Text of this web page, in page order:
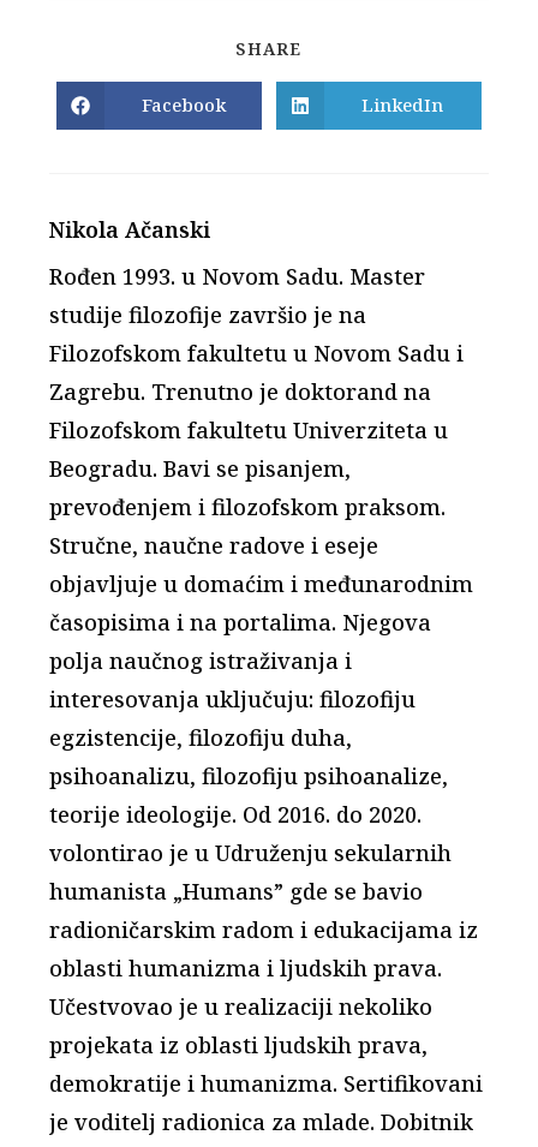
SHARE
CONTENT
Opens
in
Facebook Opens
in
LinkedIn
Nikola Ačanski
Rođen 1993. u Novom Sadu. Master
studije filozofije završio je na
Filozofskom fakultetu u Novom Sadu i
Zagrebu. Trenutno je doktorand na
Filozofskom fakultetu Univerziteta u
Beogradu. Bavi se pisanjem,
prevođenjem i filozofskom praksom.
Stručne, naučne radove i eseje
objavljuje u domaćim i međunarodnim
časopisima i na portalima. Njegova
polja naučnog istraživanja i
interesovanja uključuju: filozofiju
egzistencije, filozofiju duha,
psihoanalizu, filozofiju psihoanalize,
teorije ideologije. Od 2016. do 2020.
volontirao je u Udruženju sekularnih
humanista „Humans” gde se bavio
radioničarskim radom i edukacijama iz
oblasti humanizma i ljudskih prava.
Učestvovao je u realizaciji nekoliko
projekata iz oblasti ljudskih prava,
demokratije i humanizma. Sertifikovani
je voditelj radionica za mlade. Dobitnik